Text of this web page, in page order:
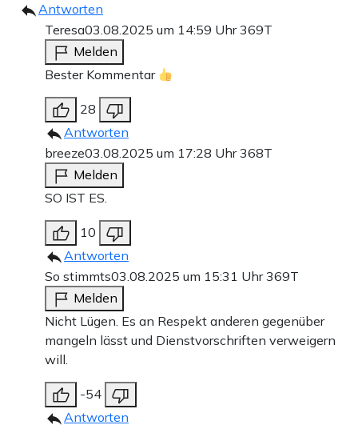
Antworten
Teresa03.08.2025 um 14:59 Uhr369T
Melden
Bester Kommentar
28
Antworten
breeze03.08.2025 um 17:28 Uhr368T
Melden
SO IST ES.
10
Antworten
So stimmts03.08.2025 um 15:31 Uhr369T
Melden
Nicht Lügen. Es an Respekt anderen gegenüber
mangeln lässt und Dienstvorschriften verweigern
will.
-54
Antworten